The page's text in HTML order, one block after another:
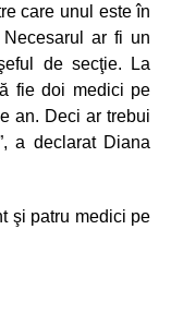
care unul este în
ar fi un
de secţie. La
fie doi medici pe
an. Deci ar trebui
a declarat Diana
şi patru medici pe